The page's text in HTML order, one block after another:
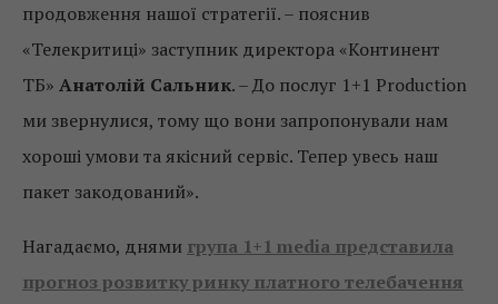
продовження нашої стратегії. – пояснив
«Телекритиці» заступник директора «Континент
ТБ» Анатолій Сальник. – До послуг 1+1 Production
ми звернулися, тому що вони запропонували нам
хороші умови та якісний сервіс. Тепер увесь наш
пакет закодований».
Нагадаємо, днями група 1+1 media представила
прогноз розвитку ринку платного телебачення